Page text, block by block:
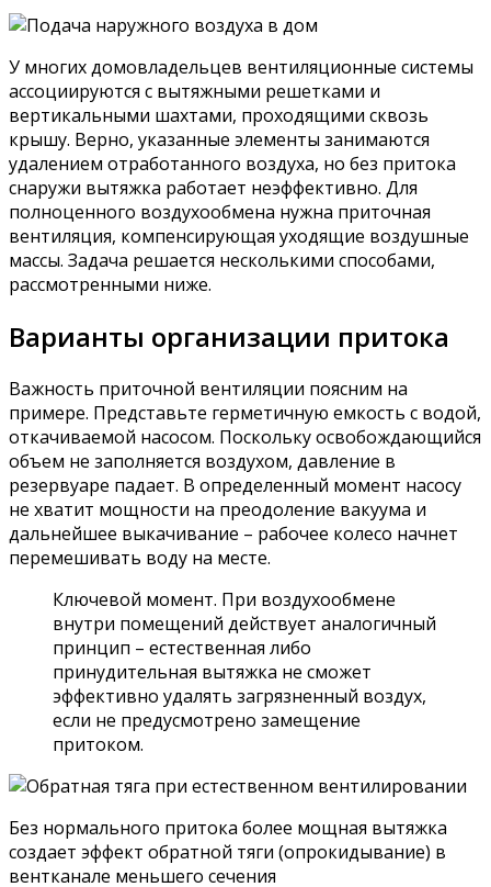
У многих домовладельцев вентиляционные системы
ассоциируются с вытяжными решетками и
вертикальными шахтами, проходящими сквозь
крышу. Верно, указанные элементы занимаются
удалением отработанного воздуха, но без притока
снаружи вытяжка работает неэффективно. Для
полноценного воздухообмена нужна приточная
вентиляция, компенсирующая уходящие воздушные
массы. Задача решается несколькими способами,
рассмотренными ниже.
Варианты организации притока
Важность приточной вентиляции поясним на
примере. Представьте герметичную емкость с водой,
откачиваемой насосом. Поскольку освобождающийся
объем не заполняется воздухом, давление в
резервуаре падает. В определенный момент насосу
не хватит мощности на преодоление вакуума и
дальнейшее выкачивание – рабочее колесо начнет
перемешивать воду на месте.
Ключевой момент. При воздухообмене
внутри помещений действует аналогичный
принцип – естественная либо
принудительная вытяжка не сможет
эффективно удалять загрязненный воздух,
если не предусмотрено замещение
притоком.
Без нормального притока более мощная вытяжка
создает эффект обратной тяги (опрокидывание) в
вентканале меньшего сечения